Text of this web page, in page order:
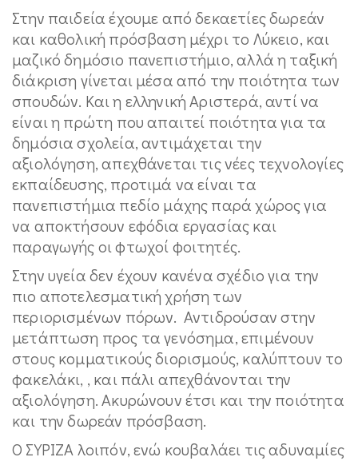
Στην παιδεία έχουμε από δεκαετίες δωρεάν
και καθολική πρόσβαση μέχρι το Λύκειο, και
μαζικό δημόσιο πανεπιστήμιο, αλλά η ταξική
διάκριση γίνεται μέσα από την ποιότητα των
σπουδών. Και η ελληνική Αριστερά, αντί να
είναι η πρώτη που απαιτεί ποιότητα για τα
δημόσια σχολεία, αντιμάχεται την
αξιολόγηση, απεχθάνεται τις νέες τεχνολογίες
εκπαίδευσης, προτιμά να είναι τα
πανεπιστήμια πεδίο μάχης παρά χώρος για
να αποκτήσουν εφόδια εργασίας και
παραγωγής οι φτωχοί φοιτητές.
Στην υγεία δεν έχουν κανένα σχέδιο για την
πιο αποτελεσματική χρήση των
περιορισμένων πόρων. Αντιδρούσαν στην
μετάπτωση προς τα γενόσημα, επιμένουν
στους κομματικούς διορισμούς, καλύπτουν το
φακελάκι, , και πάλι απεχθάνονται την
αξιολόγηση. Ακυρώνουν έτσι και την ποιότητα
και την δωρεάν πρόσβαση.
Ο ΣΥΡΙΖΑ λοιπόν, ενώ κουβαλάει τις αδυναμίες